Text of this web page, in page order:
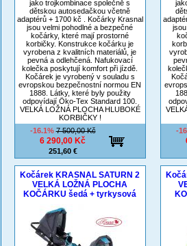
jako trojkombinace společně s
dětskou autosedačkou včetně
adaptérů + 1700 kč . Kočárky Krasnal
jsou velmi pohodlné a bezpečné
kočárky, které mají prostorné
korbičky. Konstrukce kočárku je
vyrobena z kvalitních materiálů, je
pevná a odlehčená. Nafukovací
kolečka poskytují komfort při jízdě.
Kočárek je vyrobený v souladu s
evropskou bezpečnostní normou EN
1888. Látky, které byly použity
odpovídají Öko-Tex Standard 100.
VELKÁ LOŽNÁ PLOCHA HLUBOKÉ
KORBIČKY !
-16.1%7 500,00 Kč
6 290,00 Kč
251,60 €
-
Kočárek KRASNAL SATURN 2
VELKÁ LOŽNÁ PLOCHA
KOČÁRKU šedá + tyrkysová